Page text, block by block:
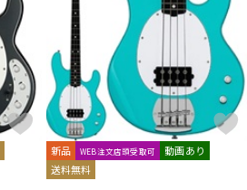
新品 WEB注文店頭受取可
動画あり
送料無料